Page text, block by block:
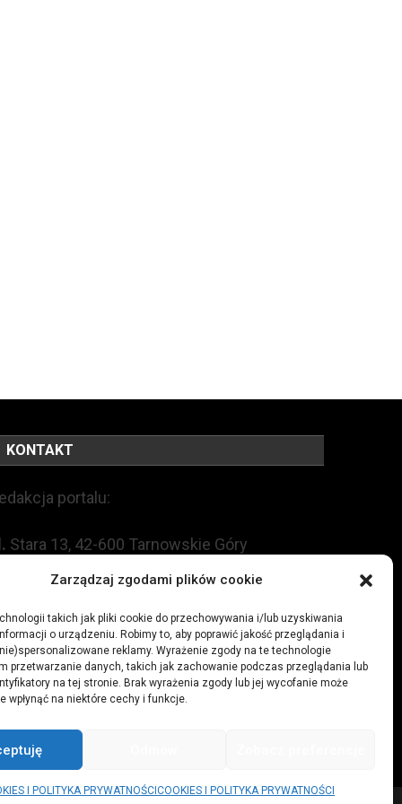
Zarządzaj zgodami plików cookie
takich jak pliki cookie do przechowywania i/lub uzyskiwania
o urządzeniu. Robimy to, aby poprawić jakość przeglądania i
reklamy. Wyrażenie zgody na te technologie
przetwarzanie danych, takich jak zachowanie podczas przeglądania lub
na tej stronie. Brak wyrażenia zgody lub jej wycofanie może
wpłynąć na niektóre cechy i funkcje.
I POLITYKA PRYWATNOŚCI COOKIES I POLITYKA PRYWATNOŚCI
KONTAKT
portalu:
Stara 13, 42-600 Tarnowskie Góry
+48 509 547 822
redakcja@czytamiwiem.pl
biuro@czytamiwiem.pl